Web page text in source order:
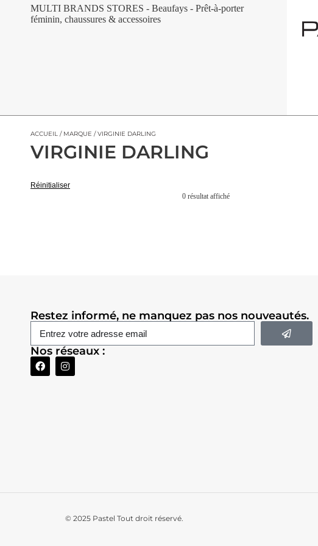
MULTI BRANDS STORES - Beaufays - Prêt-à-porter
féminin, chaussures & accessoires
ACCUEIL / MARQUE / VIRGINIE DARLING
VIRGINIE DARLING
Réinitialiser
0 résultat affiché
Restez informé, ne manquez pas nos nouveautés.
Nos réseaux :
© 2025 Pastel Tout droit réservé.